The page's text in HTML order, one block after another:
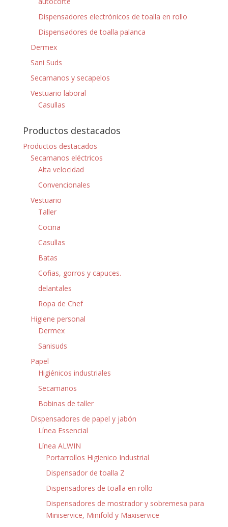
Dispensadores electrónicos de toalla en rollo
Dispensadores de toalla palanca
Dermex
Sani Suds
Secamanos y secapelos
Vestuario laboral
Casullas
Productos destacados
Productos destacados
Secamanos eléctricos
Alta velocidad
Convencionales
Vestuario
Taller
Cocina
Casullas
Batas
Cofias, gorros y capuces.
delantales
Ropa de Chef
Higiene personal
Dermex
Sanisuds
Papel
Higiénicos industriales
Secamanos
Bobinas de taller
Dispensadores de papel y jabón
Línea Essencial
Línea ALWIN
Portarrollos Higienico Industrial
Dispensador de toalla Z
Dispensadores de toalla en rollo
Dispensadores de mostrador y sobremesa para
Miniservice, Minifold y Maxiservice